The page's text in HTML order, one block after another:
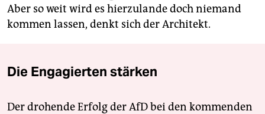
Aber so weit wird es hierzulande doch niemand
kommen lassen, denkt sich der Architekt.
Die Engagierten stärken
Der drohende Erfolg der AfD bei den kommenden